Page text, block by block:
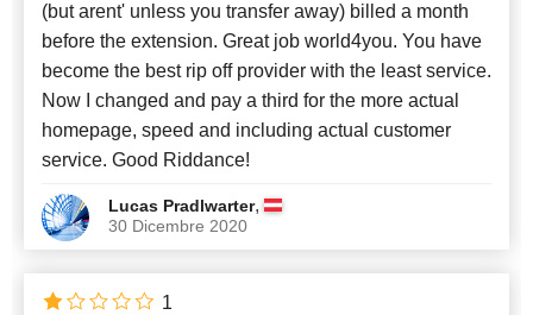
(but arent' unless you transfer away) billed a month
before the extension. Great job world4you. You have
become the best rip off provider with the least service.
Now I changed and pay a third for the more actual
homepage, speed and including actual customer
service. Good Riddance!
Lucas Pradlwarter,
30 Dicembre 2020
1